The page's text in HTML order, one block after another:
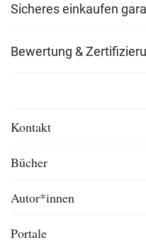
Sicheres einkaufen
Bewertung &
Kontakt
Bücher
Autor*innen
Portale